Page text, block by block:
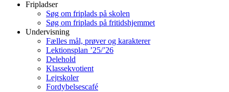
Fripladser
Søg om friplads på skolen
Søg om friplads på fritidshjemmet
Undervisning
Fælles mål, prøver og karakterer
Lektionsplan ’25/’26
Delehold
Klassekvotient
Lejrskoler
Fordybelsescafé